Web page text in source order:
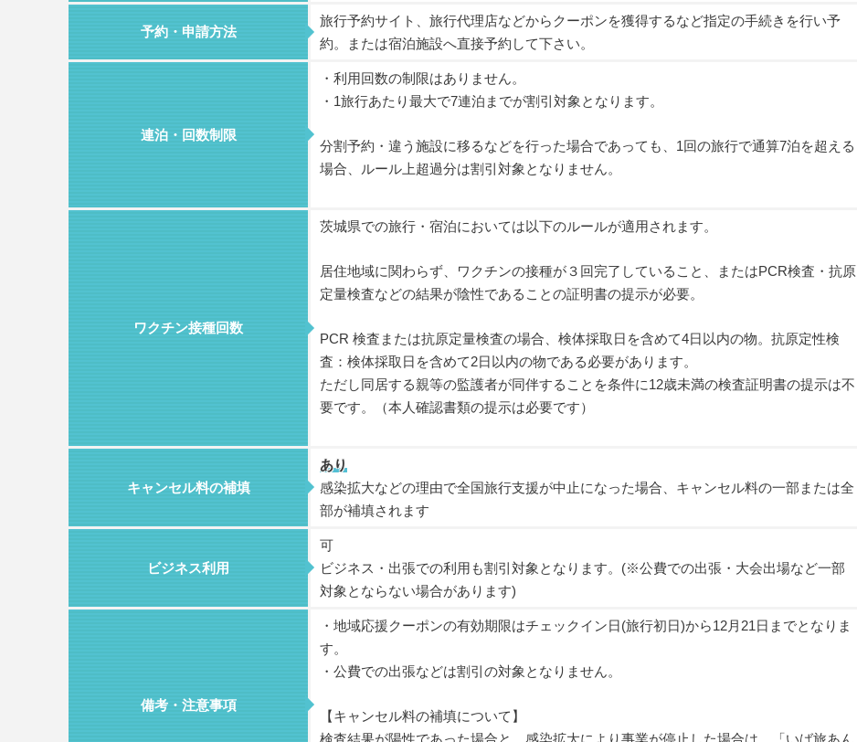
予約・申請方法
旅行予約サイト、旅行代理店などからクーポンを獲得するなど指定の手続きを行い予
約。または宿泊施設へ直接予約して下さい。
連泊・回数制限
・利用回数の制限はありません。
・1旅行あたり最大で7連泊までが割引対象となります。
分割予約・違う施設に移るなどを行った場合であっても、1回の旅行で通算7泊を超える
場合、ルール上超過分は割引対象となりません。
ワクチン接種回数
茨城県での旅行・宿泊においては以下のルールが適用されます。
居住地域に関わらず、ワクチンの接種が３回完了していること、またはPCR検査・抗原
定量検査などの結果が陰性であることの証明書の提示が必要。
PCR 検査または抗原定量検査の場合、検体採取日を含めて4日以内の物。抗原定性検
査：検体採取日を含めて2日以内の物である必要があります。
ただし同居する親等の監護者が同伴することを条件に12歳未満の検査証明書の提示は不
要です。（本人確認書類の提示は必要です）
キャンセル料の補填
あり
感染拡大などの理由で全国旅行支援が中止になった場合、キャンセル料の一部または全
部が補填されます
ビジネス利用
可
ビジネス・出張での利用も割引対象となります。(※公費での出張・大会出場など一部
対象とならない場合があります)
備考・注意事項
・地域応援クーポンの有効期限はチェックイン日(旅行初日)から12月21日までとなりま
す。
・公費での出張などは割引の対象となりません。
【キャンセル料の補填について】
検査結果が陽性であった場合と、感染拡大により事業が停止した場合は、「いば旅あん